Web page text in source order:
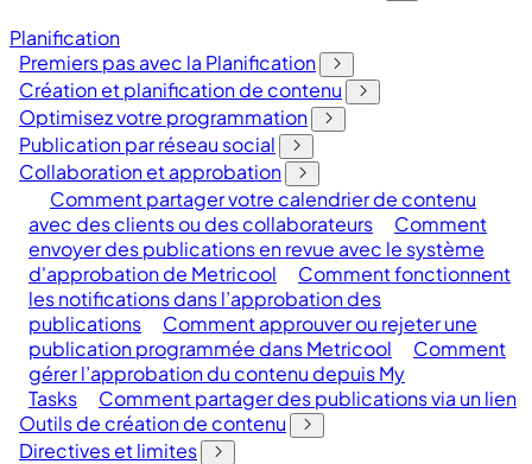
Planification
Premiers pas avec la Planification
Création et planification de contenu
Optimisez votre programmation
Publication par réseau social
Collaboration et approbation
Comment partager votre calendrier de contenu
avec des clients ou des collaborateurs
Comment
envoyer des publications en revue avec le système
d'approbation de Metricool
Comment fonctionnent
les notifications dans l’approbation des
publications
Comment approuver ou rejeter une
publication programmée dans Metricool
Comment
gérer l’approbation du contenu depuis My
Tasks
Comment partager des publications via un lien
Outils de création de contenu
Directives et limites